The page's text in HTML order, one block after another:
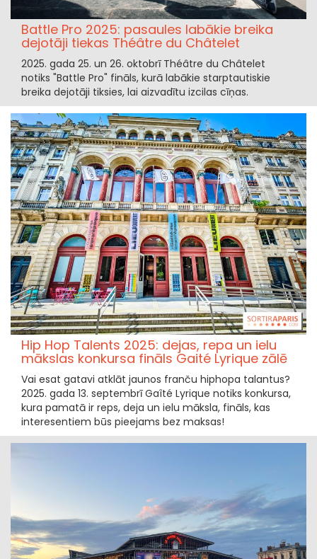
Battle Pro 2025: pasaules labākie breika
dejotāji tiekas Théâtre du Châtelet
2025. gada 25. un 26. oktobrī Théâtre du Châtelet
notiks "Battle Pro" fināls, kurā labākie starptautiskie
breika dejotāji tiksies, lai aizvadītu izcilas cīņas.
Hip Hop Talents 2025: dejas, repa un ielu
mākslas konkursa fināls Gaité Lyrique zālē
Vai esat gatavi atklāt jaunos franču hiphopa talantus?
2025. gada 13. septembrī Gaîté Lyrique notiks konkursa,
kura pamatā ir reps, deja un ielu māksla, fināls, kas
interesentiem būs pieejams bez maksas!